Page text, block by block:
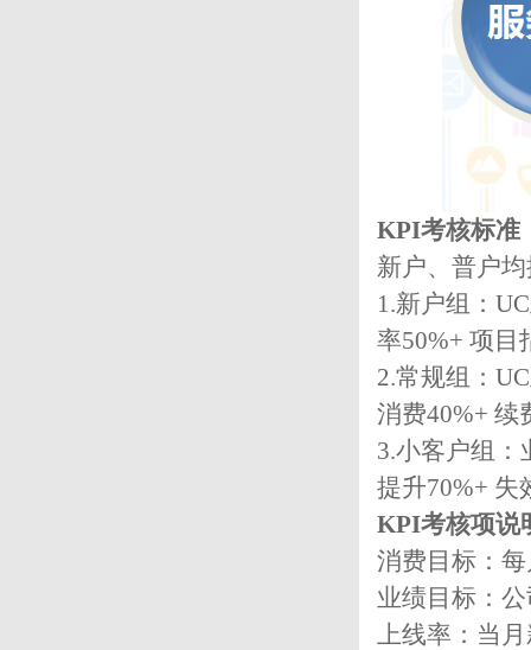
KPI考核标准
新户、普户
1.新户组：
率50%+ 项目
2.常规组：
消费40%+ 续
3.小客户组：
提升70%+ 失
KPI考核项说
消费目标：
业绩目标：
上线率：当